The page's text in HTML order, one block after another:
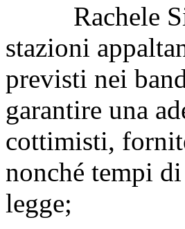
Rachele
stazioni
previsti nei
garantire una
cottimisti,
nonché tempi
legge;